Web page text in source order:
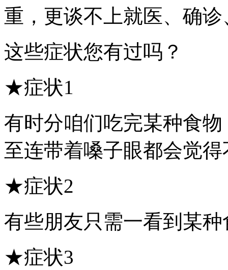
重，更谈不上就医、确
这些症状您有过吗？
★症状1
有时分咱们吃完某种食
至连带着嗓子眼都会觉
★症状2
有些朋友只需一看到某
★症状3